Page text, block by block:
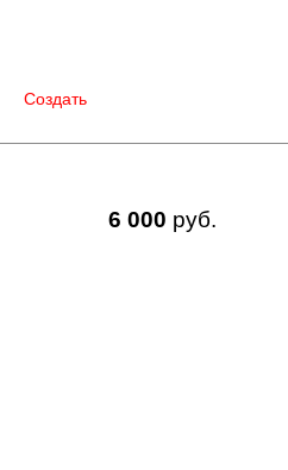
Создать
6 000 руб.